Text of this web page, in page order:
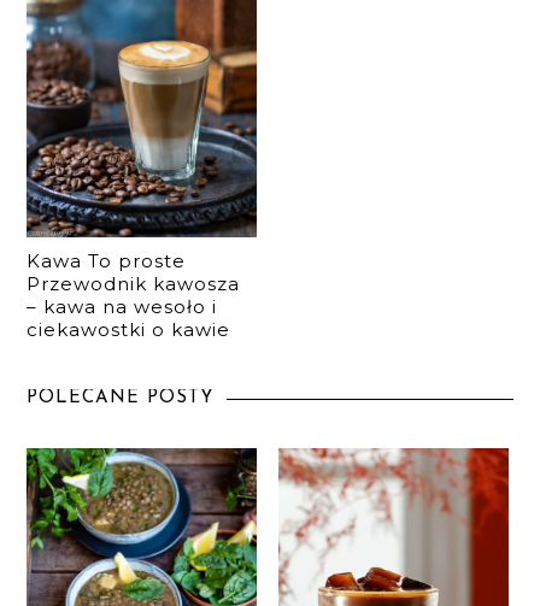
Kawa To proste
Przewodnik kawosza
– kawa na wesoło i
ciekawostki o kawie
POLECANE POSTY